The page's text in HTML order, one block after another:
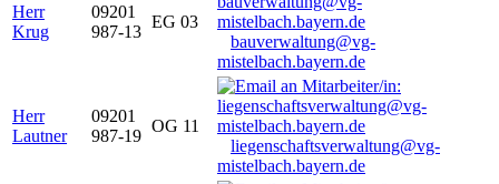
Herr
Krug
09201
987-13
EG 03
bauverwaltung@vg-
mistelbach.bayern.de
Herr
Lautner
09201
987-19
OG 11
liegenschaftsverwaltung@vg-
mistelbach.bayern.de